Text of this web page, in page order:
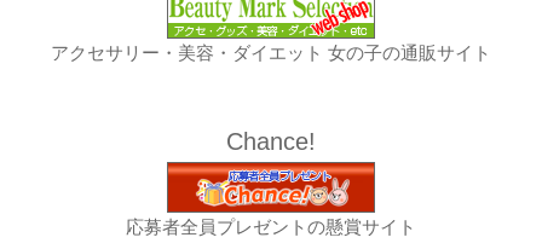
アクセサリー・美容・ダイエット 女の子の通販サイト
Chance!
応募者全員プレゼントの懸賞サイト